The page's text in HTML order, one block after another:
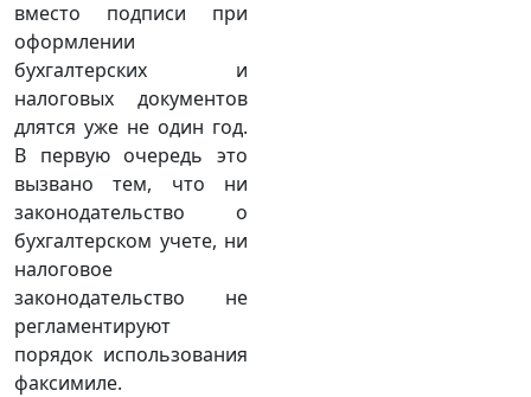
вместо подписи при
оформлении
бухгалтерских и
налоговых документов
длятся уже не один год.
В первую очередь это
вызвано тем, что ни
законодательство о
бухгалтерском учете, ни
налоговое
законодательство не
регламентируют
порядок использования
факсимиле.